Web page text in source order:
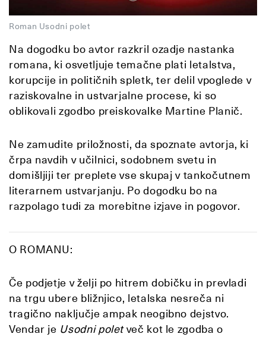
Roman Usodni polet
Na dogodku bo avtor razkril ozadje nastanka
romana, ki osvetljuje temačne plati letalstva,
korupcije in političnih spletk, ter delil vpoglede v
raziskovalne in ustvarjalne procese, ki so
oblikovali zgodbo preiskovalke Martine Planič.
Ne zamudite priložnosti, da spoznate avtorja, ki
črpa navdih v učilnici, sodobnem svetu in
domišljiji ter preplete vse skupaj v tankočutnem
literarnem ustvarjanju. Po dogodku bo na
razpolago tudi za morebitne izjave in pogovor.
O ROMANU:
Če podjetje v želji po hitrem dobičku in prevladi
na trgu ubere bližnjico, letalska nesreča ni
tragično naključje ampak neogibno dejstvo.
Vendar je Usodni poletveč kot le zgodba o